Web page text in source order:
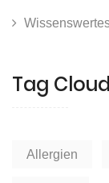
Tag Cloud
Allergien